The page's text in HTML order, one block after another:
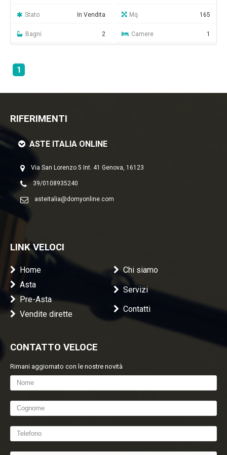
Stato In Vendita Mq 165
Bagni 2 Camere 1
1
RIFERIMENTI
ASTE ITALIA ONLINE
Via San Lorenzo 5 Int. 41 Genova, 16123
39/0108935240
asteitalia@domyonline.com
LINK VELOCI
Home
Asta
Pre-Asta
Vendite dirette
Chi siamo
Servizi
Contatti
CONTATTO VELOCE
Rimani aggiornato con le nostre novità